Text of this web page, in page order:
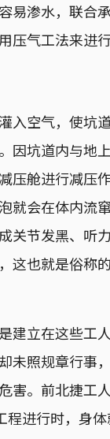
易渗水，联合
压气工法来进行
入空气，使坑
因坑道内与地
压舱进行减压
就会在体内流
关节发黑、听
这也就是俗称
建立在这些工
未照规章行事
害。前北捷工
进行时，身体